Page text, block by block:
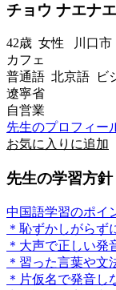
チョウ ナエナ
42歳 女性 川口市
カフェ
普通語 北京語 ビ
遼寧省
自営業
先生のプロフィー
お気に入りに追加
先生の学習方
中国語学習のポイ
＊恥ずかしがらず
＊大声で正しい発
＊習った言葉や文
＊片仮名で発音し